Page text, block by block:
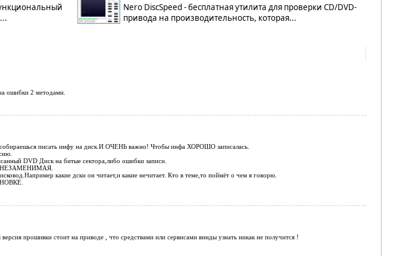
Nero DiscSpeed - бесплатная утилита для проверки CD/DVD-
привода на производительность, которая...
ошибки 2 методами.
писать инфу на диск.И ОЧЕНЬ важно! Чтобы инфа ХОРОШО записалась.
DVD Диск на битые сектора,либо ошибки записи.
НЕЗАМЕНИМАЯ.
какие дски он читает,и какие нечитает. Кто в теме,то поймёт о чем я говорю.
версия прошивки стоит на приводе , что средствами или сервисами винды узнать никак не получится !